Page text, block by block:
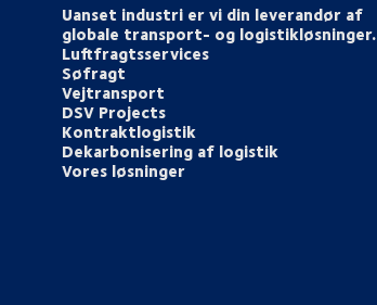
Uanset industri er vi din leverandør af
globale transport- og logistikløsninger.
Luftfragtsservices
Søfragt
Vejtransport
DSV Projects
Kontraktlogistik
Dekarbonisering af logistik
Vores løsninger